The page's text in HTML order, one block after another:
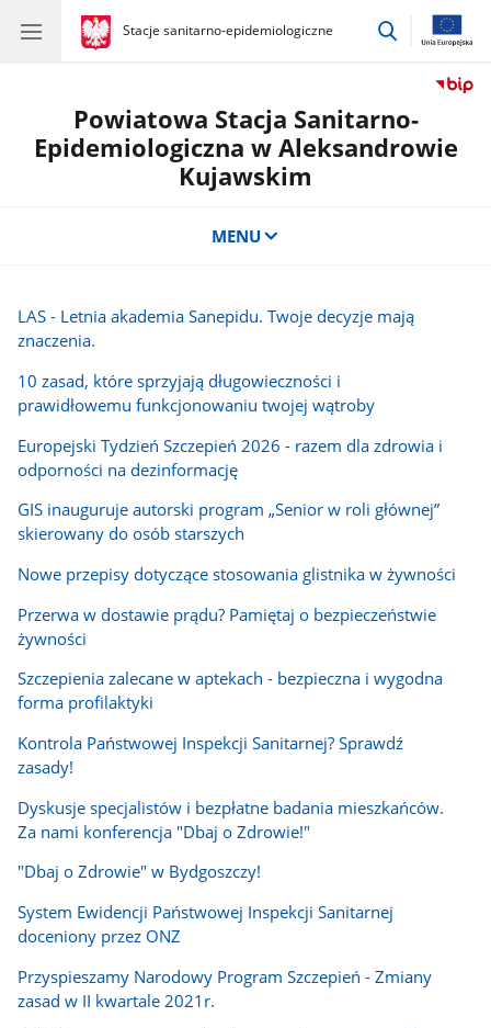
gov.pl
Stacje sanitarno-epidemiologiczne
gov.pl
Stacje
przejdź
Powiatowa Stacja Sanitarno-
Epidemiologiczna w Aleksandrowie
Kujawskim
MENU
LAS - Letnia akademia Sanepidu. Twoje decyzje mają
znaczenia.
10 zasad, które sprzyjają długowieczności i
prawidłowemu funkcjonowaniu twojej wątroby
Europejski Tydzień Szczepień 2026 - razem dla zdrowia i
odporności na dezinformację
GIS inauguruje autorski program „Senior w roli głównej”
skierowany do osób starszych
Nowe przepisy dotyczące stosowania glistnika w żywności
Przerwa w dostawie prądu? Pamiętaj o bezpieczeństwie
żywności
Szczepienia zalecane w aptekach - bezpieczna i wygodna
forma profilaktyki
Kontrola Państwowej Inspekcji Sanitarnej? Sprawdź
zasady!
Dyskusje specjalistów i bezpłatne badania mieszkańców.
Za nami konferencja "Dbaj o Zdrowie!"
"Dbaj o Zdrowie" w Bydgoszczy!
System Ewidencji Państwowej Inspekcji Sanitarnej
doceniony przez ONZ
Przyspieszamy Narodowy Program Szczepień - Zmiany
zasad w II kwartale 2021r.